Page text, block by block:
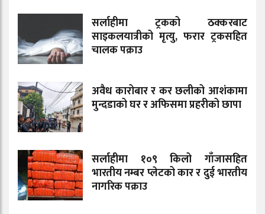
सर्लाहीमा ट्रकको ठक्करबाट
साइकलयात्रीको मृत्यु, फरार ट्रकसहित
चालक पक्राउ
अवैध कारोबार र कर छलीको आशंकामा
मुन्दडाको घर र अफिसमा प्रहरीको छापा
सर्लाहीमा १०९ किलो गाँजासहित
भारतीय नम्बर प्लेटको कार र दुई भारतीय
नागरिक पक्राउ